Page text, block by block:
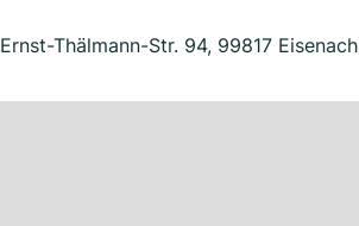
Ernst-Thälmann-Str. 94, 99817 Eisenach